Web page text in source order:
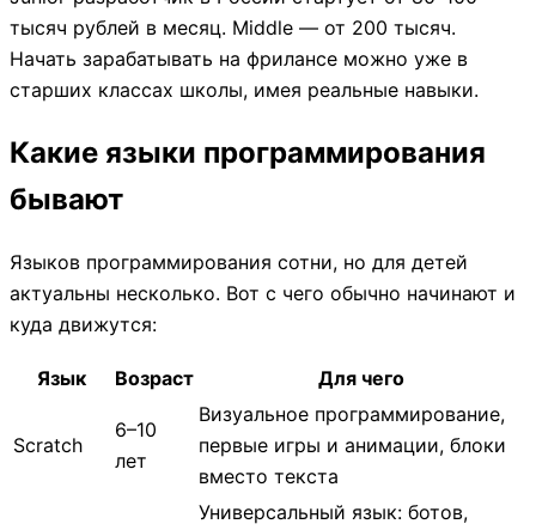
тысяч рублей в месяц. Middle — от 200 тысяч.
Начать зарабатывать на фрилансе можно уже в
старших классах школы, имея реальные навыки.
Какие языки программирования
бывают
Языков программирования сотни, но для детей
актуальны несколько. Вот с чего обычно начинают и
куда движутся:
Язык Возраст Для чего
Scratch
6–10
лет
Визуальное программирование,
первые игры и анимации, блоки
вместо текста
Универсальный язык: ботов,